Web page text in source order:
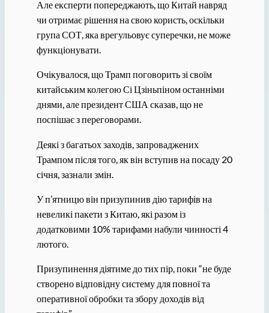
Але експерти попереджають, що Китай навряд
чи отримає рішення на свою користь, оскільки
група СОТ, яка врегульовує суперечки, не може
функціонувати.
Очікувалося, що Трамп поговорить зі своїм
китайським колегою Сі Цзіньпіном останніми
днями, але президент США сказав, що не
поспішає з переговорами.
Деякі з багатьох заходів, запроваджених
Трампом після того, як він вступив на посаду 20
січня, зазнали змін.
У п’ятницю він призупинив дію тарифів на
невеликі пакети з Китаю, які разом із
додатковими 10% тарифами набули чинності 4
лютого.
Призупинення діятиме до тих пір, поки “не буде
створено відповідну систему для повної та
оперативної обробки та збору доходів від